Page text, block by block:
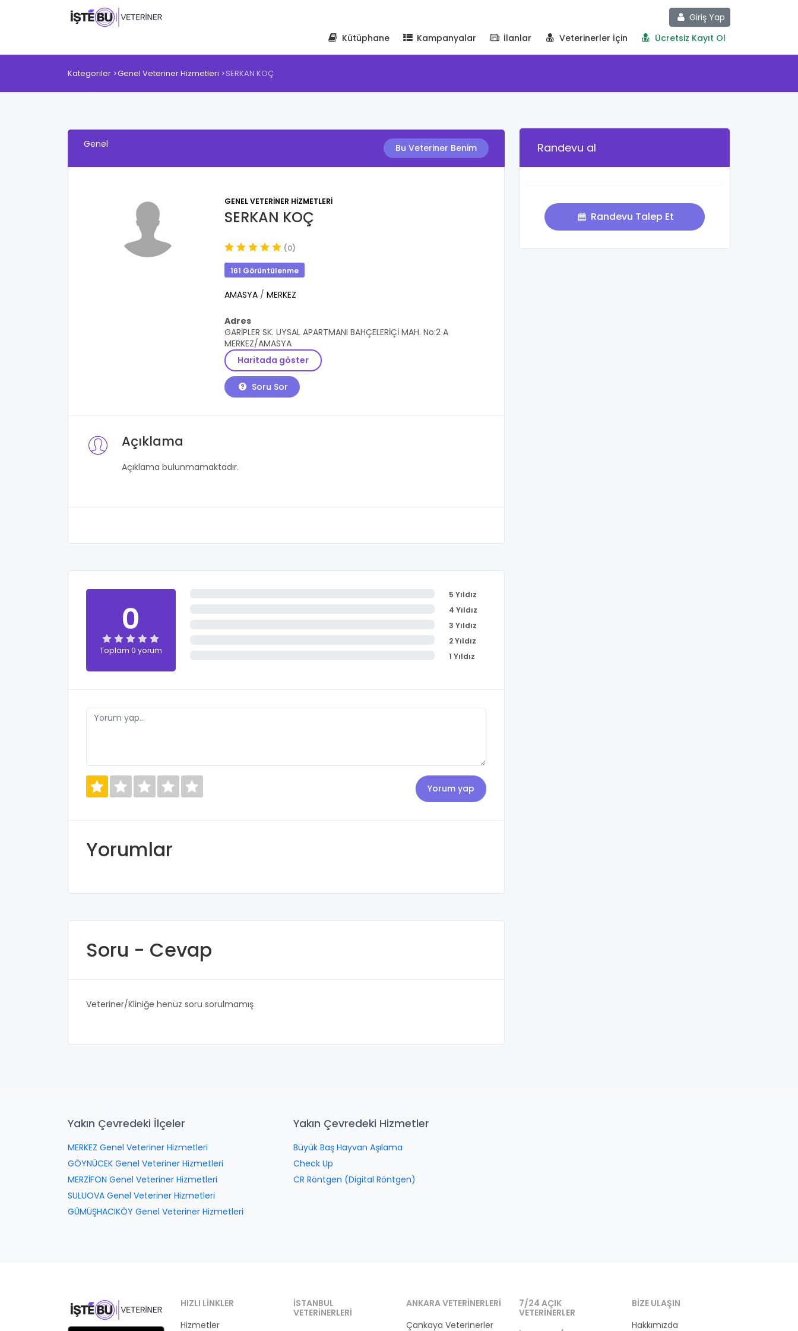
Giriş Yap
Kütüphane
Kampanyalar İlanlar Veterinerler İçin Ücretsiz Kayıt Ol
Kategoriler Genel Veteriner Hizmetleri SERKAN KOÇ
Genel Bu Veteriner Benim
GENEL VETERINER HIZMETLERI
SERKAN KOÇ
(0)
161 Görüntülenme
AMASYA / MERKEZ
Adres
GARİPLER SK. UYSAL APARTMANI BAHÇELERİÇİ MAH. No:2 A
MERKEZ/AMASYA
Haritada göster
Soru Sor
Açıklama
Açıklama bulunmamaktadır.
0
Toplam 0 yorum
5 Yıldız
4 Yıldız
3 Yıldız
2 Yıldız
1 Yıldız
Yorumlar
Soru - Cevap
Veteriner/Kliniğe henüz soru sorulmamış
Randevu al
Randevu Talep Et
Yakın Çevredeki İlçeler
MERKEZ Genel Veteriner Hizmetleri
GÖYNÜCEK Genel Veteriner Hizmetleri
MERZİFON Genel Veteriner Hizmetleri
SULUOVA Genel Veteriner Hizmetleri
GÜMÜŞHACIKÖY Genel Veteriner Hizmetleri
Yakın Çevredeki Hizmetler
Büyük Baş Hayvan Aşılama
Check Up
CR Röntgen (Digital Röntgen)
HIZLI LINKLER
Hizmetler
İSTANBUL
VETERINERLERI
ANKARA VETERINERLERI
Çankaya Veterinerler
7/24 AÇIK
VETERINERLER
BIZE ULAŞIN
Hakkımızda